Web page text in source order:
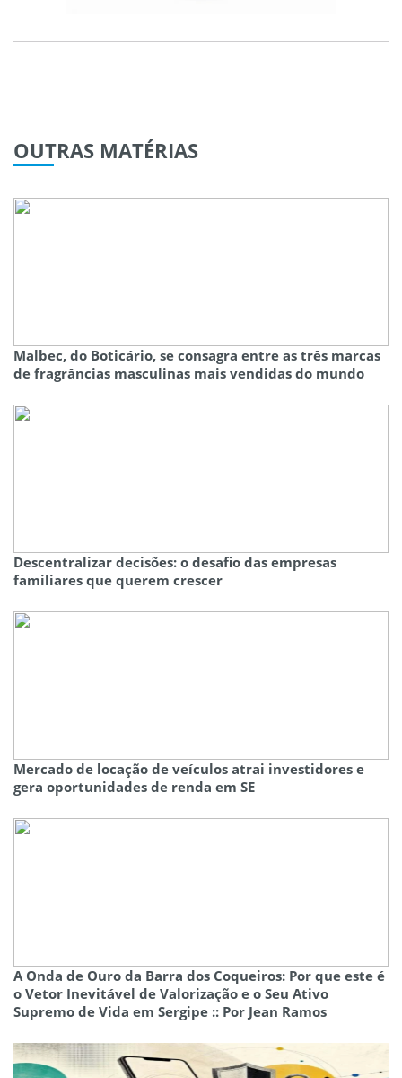
OUTRAS MATÉRIAS
Malbec, do Boticário, se consagra entre as três marcas
de fragrâncias masculinas mais vendidas do mundo
Descentralizar decisões: o desafio das empresas
familiares que querem crescer
Mercado de locação de veículos atrai investidores e
gera oportunidades de renda em SE
A Onda de Ouro da Barra dos Coqueiros: Por que este é
o Vetor Inevitável de Valorização e o Seu Ativo
Supremo de Vida em Sergipe :: Por Jean Ramos